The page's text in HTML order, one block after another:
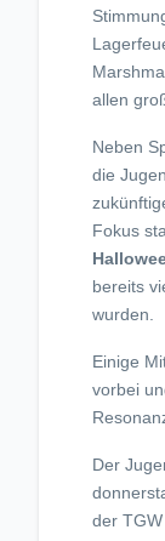
allen
Neben
die
Fokus
bereits
wurden.
Einige
vorbei
Der
der